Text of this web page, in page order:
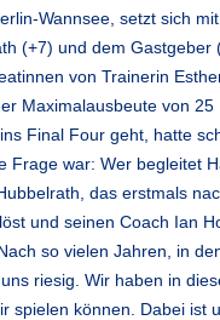
Wannsee, setzt sich
(+7) und dem Gastgeber
von Trainerin
Maximalausbeute von 25
Final Four geht, hatte
Frage war: Wer begleitet
das erstmals
und seinen Coach Ian
so vielen Jahren, in
riesig. Wir haben in
spielen können. Dabei ist